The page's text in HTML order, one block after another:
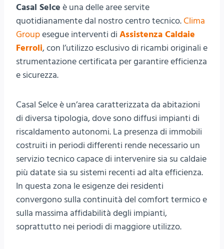
Casal Selce è una delle aree servite
quotidianamente dal nostro centro tecnico.Clima
Groupesegue interventi di Assistenza Caldaie
Ferroli, con l’utilizzo esclusivo di ricambi originali e
strumentazione certificata per garantire efficienza
e sicurezza.
Casal Selce è un’area caratterizzata da abitazioni
di diversa tipologia, dove sono diffusi impianti di
riscaldamento autonomi. La presenza di immobili
costruiti in periodi differenti rende necessario un
servizio tecnico capace di intervenire sia su caldaie
più datate sia su sistemi recenti ad alta efficienza.
In questa zona le esigenze dei residenti
convergono sulla continuità del comfort termico e
sulla massima affidabilità degli impianti,
soprattutto nei periodi di maggiore utilizzo.